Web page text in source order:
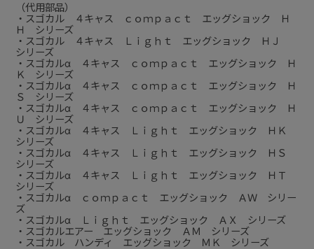
（代用部品）
・スゴカル ４キャス ｃｏｍｐａｃｔ エッグショック Ｈ
Ｈ シリーズ
・スゴカル ４キャス Ｌｉｇｈｔ エッグショック ＨＪ
シリーズ
・スゴカルα ４キャス ｃｏｍｐａｃｔ エッグショック Ｈ
Ｋ シリーズ
・スゴカルα ４キャス ｃｏｍｐａｃｔ エッグショック Ｈ
Ｓ シリーズ
・スゴカルα ４キャス ｃｏｍｐａｃｔ エッグショック Ｈ
Ｕ シリーズ
・スゴカルα ４キャス Ｌｉｇｈｔ エッグショック ＨＫ
シリーズ
・スゴカルα ４キャス Ｌｉｇｈｔ エッグショック ＨＳ
シリーズ
・スゴカルα ４キャス Ｌｉｇｈｔ エッグショック ＨＴ
シリーズ
・スゴカルα ｃｏｍｐａｃｔ エッグショック ＡＷ シリー
ズ
・スゴカルα Ｌｉｇｈｔ エッグショック ＡＸ シリーズ
・スゴカルエアー エッグショック ＡＭ シリーズ
・スゴカル ハンディ エッグショック ＭＫ シリーズ